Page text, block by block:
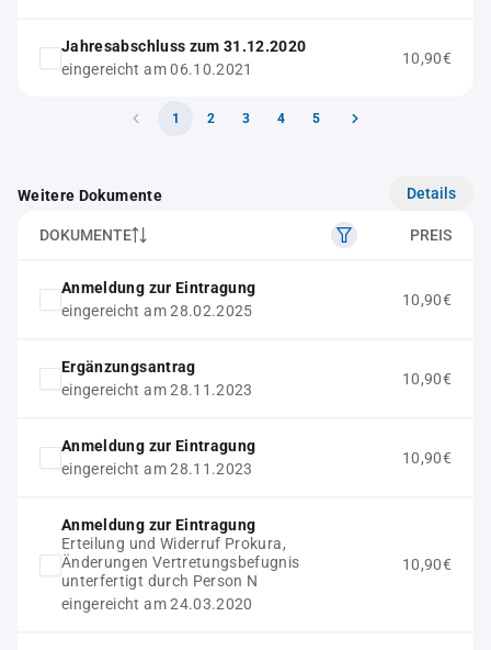
Jahresabschluss zum 31.12.2020
eingereicht am 06.10.2021
10,90€
1 2 3 4 5
Weitere Dokumente Details
DOKUMENTE PREIS
Anmeldung zur Eintragung
eingereicht am 28.02.2025
10,90€
Ergänzungsantrag
eingereicht am 28.11.2023
10,90€
Anmeldung zur Eintragung
eingereicht am 28.11.2023
10,90€
Anmeldung zur Eintragung
Erteilung und Widerruf Prokura,
Änderungen Vertretungsbefugnis
unterfertigt durch Person N
eingereicht am 24.03.2020
10,90€